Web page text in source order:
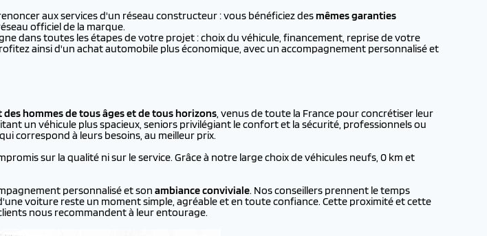
aux services d'un réseau constructeur : vous bénéficiez desmêmes garanties
officiel de la marque.
dans toutes les étapes de votre projet : choix du véhicule, financement, reprise de votre
ainsi d'un achat automobile plus économique, avec un accompagnement personnalisé et
hommes de tous âges et de tous horizons, venus de toute la France pour concrétiser leur
un véhicule plus spacieux, seniors privilégiant le confort et la sécurité, professionnels ou
correspond à leurs besoins, au meilleur prix.
sur la qualité ni sur le service. Grâce à notre large choix de véhicules neufs, 0 km et
personnalisé et son ambiance conviviale. Nos conseillers prennent le temps
voiture reste un moment simple, agréable et en toute confiance. Cette proximité et cette
nous recommandent à leur entourage.